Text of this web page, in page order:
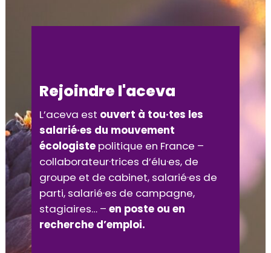
Rejoindre l'aceva
L’aceva est ouvert à tou·tes les
salarié·es du mouvement
écologiste politique en France –
collaborateur·trices d’élu·es, de
groupe et de cabinet, salarié·es de
parti, salarié·es de campagne,
stagiaires… –en poste ou en
recherche d’emploi.